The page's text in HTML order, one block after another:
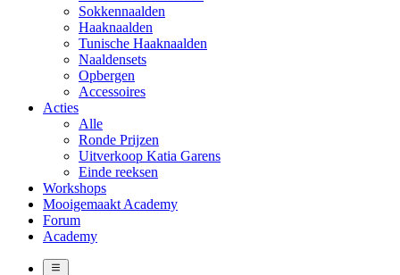
Sokkennaalden
Haaknaalden
Tunische Haaknaalden
Naaldensets
Opbergen
Accessoires
Acties
Alle
Ronde Prijzen
Uitverkoop Katia Garens
Einde reeksen
Workshops
Mooigemaakt Academy
Forum
Academy